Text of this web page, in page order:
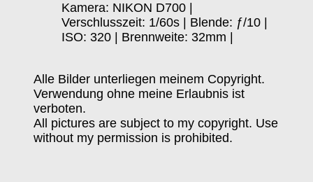
Kamera: NIKON D700 |
Verschlusszeit: 1/60s | Blende: ƒ/10 |
ISO: 320 | Brennweite: 32mm |
Alle Bilder unterliegen meinem Copyright.
Verwendung ohne meine Erlaubnis ist
verboten.
All pictures are subject to my copyright. Use
without my permission is prohibited.